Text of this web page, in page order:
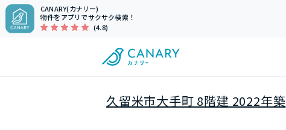
CANARY(カナリー)
物件をアプリでサクサク検索！
(4.8)
久留米市大手町 8階建 2022年築